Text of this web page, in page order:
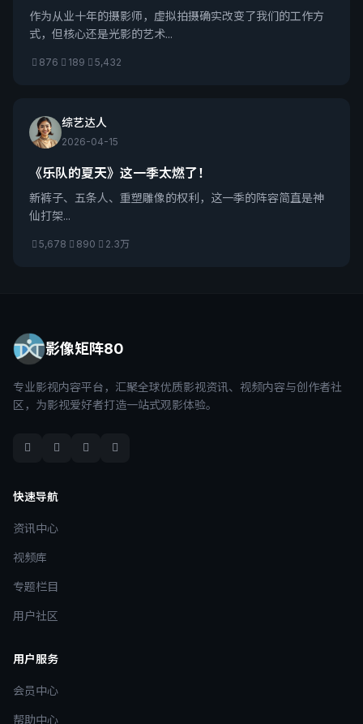
作为从业十年的摄影师，虚拟拍摄确实改变了我们的工作方
式，但核心还是光影的艺术...
876 189 5,432
综艺达人
2026-04-15
《乐队的夏天》这一季太燃了！
新裤子、五条人、重塑雕像的权利，这一季的阵容简直是神
仙打架...
5,678 890 2.3万
影像矩阵80
专业影视内容平台，汇聚全球优质影视资讯、视频内容与创作者社
区，为影视爱好者打造一站式观影体验。
快速导航
资讯中心
视频库
专题栏目
用户社区
用户服务
会员中心
帮助中心